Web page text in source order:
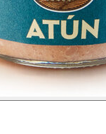
Santa Julia Santiveri
Tom Cherry Trabanco